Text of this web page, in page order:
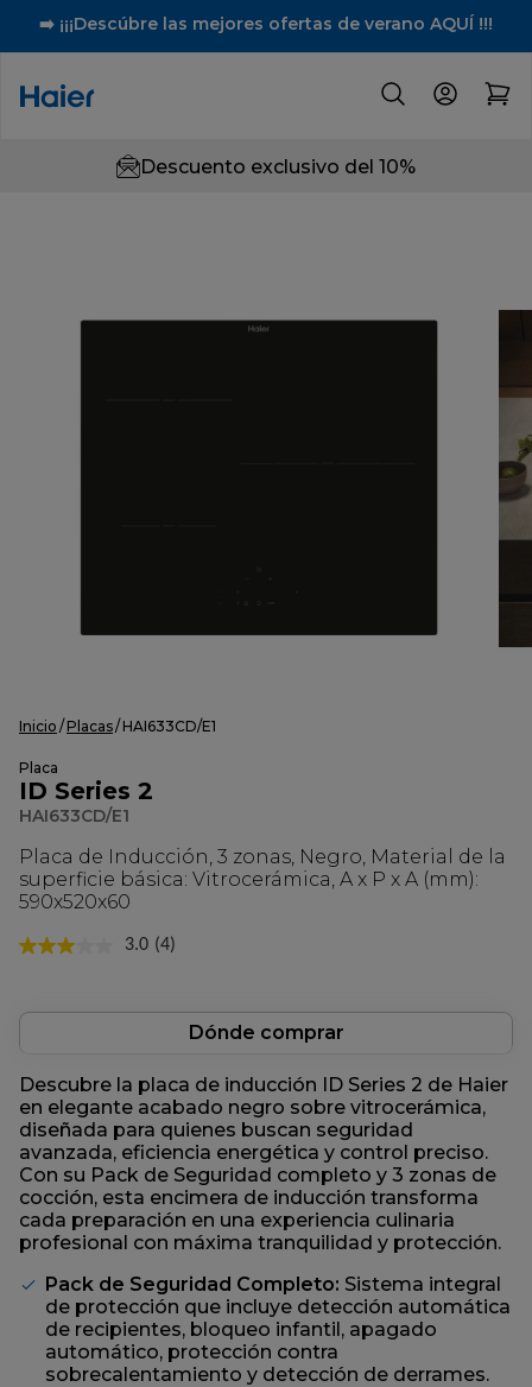
➡️ ¡¡¡Descúbre las mejores ofertas de verano AQUÍ !!!
Descuento exclusivo del 10%
Inicio Placas HAI633CD/E1
Placa
ID Series 2
HAI633CD/E1
Placa de Inducción, 3 zonas, Negro, Material de la
superficie básica: Vitrocerámica, A x P x A (mm):
590x520x60
3.0 Lea
Enlace
página.
(4)
Dónde comprar
Descubre la placa de inducción ID Series 2 de Haier
en elegante acabado negro sobre vitrocerámica,
diseñada para quienes buscan seguridad
avanzada, eficiencia energética y control preciso.
Con su Pack de Seguridad completo y 3 zonas de
cocción, esta encimera de inducción transforma
cada preparación en una experiencia culinaria
profesional con máxima tranquilidad y protección.
Pack de Seguridad Completo: Sistema integral
de protección que incluye detección automática
de recipientes, bloqueo infantil, apagado
automático, protección contra
sobrecalentamiento y detección de derrames.